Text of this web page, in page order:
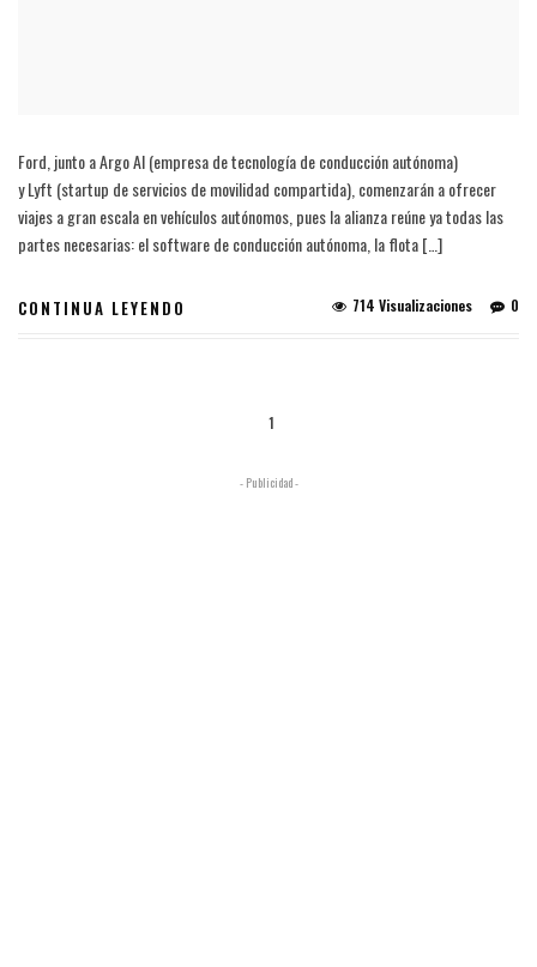
Ford, junto a Argo AI (empresa de tecnología de conducción autónoma)
y Lyft (startup de servicios de movilidad compartida), comenzarán a ofrecer
viajes a gran escala en vehículos autónomos, pues la alianza reúne ya todas las
partes necesarias: el software de conducción autónoma, la flota […]
CONTINUA LEYENDO 0
714 Visualizaciones
1
- Publicidad -